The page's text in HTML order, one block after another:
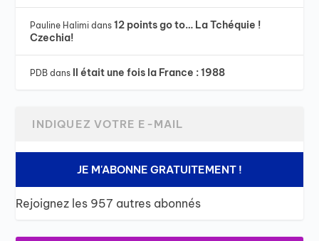
Pauline Halimi dans12 points go to… La Tchéquie !
Czechia!
PDB dans Il était une fois la France : 1988
JE M'ABONNE GRATUITEMENT !
Rejoignez les 957 autres abonnés